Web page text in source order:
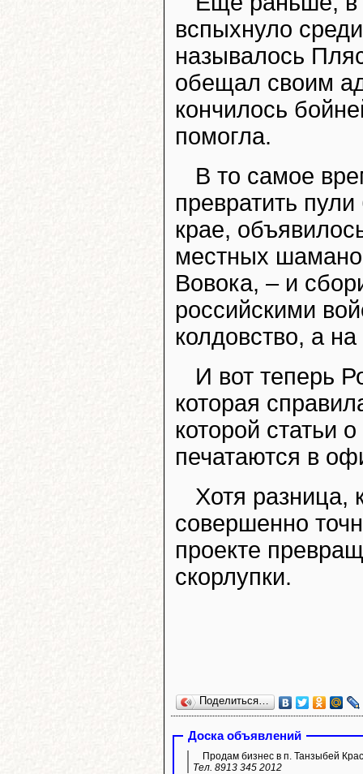
вспыхнуло
называлось
обещал своим
кончилось
помогла.
В то самое
превратить
крае,
местных
Вовока, – и
российскими
колдовство, а
И вот теперь
которая
которой статьи
печатаются в
Хотя разница,
совершенно
проекте
скорлупки.
Поделиться…
Доска объявлений
Продам бизнес в п. Танзыбей
Тел. 8913 345 2012